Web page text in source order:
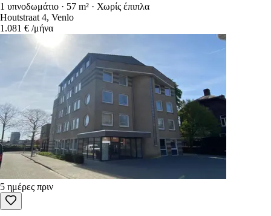
1 υπνοδωμάτιο · 57 m² · Χωρίς έπιπλα
Houtstraat 4, Venlo
1.081 € /μήνα
5 ημέρες πριν